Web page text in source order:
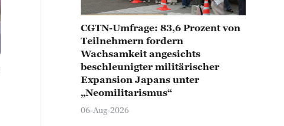
CGTN-Umfrage: 83,6 Prozent von
Teilnehmern fordern
Wachsamkeit angesichts
beschleunigter militärischer
Expansion Japans unter
„Neomilitarismus“
06-Aug-2026